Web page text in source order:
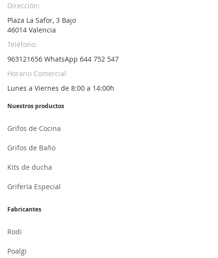
Dirección:
Plaza La Safor, 3 Bajo
46014 Valencia
Teléfono:
963121656 WhatsApp 644 752 547
Horario Comercial
Lunes a Viernes de 8:00 a 14:00h
Nuestros productos
Grifos de Cocina
Grifos de Baño
Kits de ducha
Grifería Especial
Fabricantes
Rodi
Poalgi